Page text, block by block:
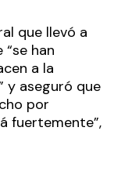
que llevó a
han
a la
y aseguró que
por
fuertemente”,